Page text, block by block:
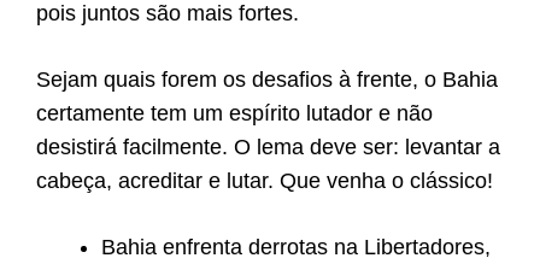
pois juntos são mais fortes.
Sejam quais forem os desafios à frente, o Bahia
certamente tem um espírito lutador e não
desistirá facilmente. O lema deve ser: levantar a
cabeça, acreditar e lutar. Que venha o clássico!
Bahia enfrenta derrotas na Libertadores,